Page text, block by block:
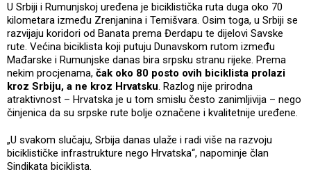
U Srbiji i Rumunjskoj uređena je biciklistička ruta duga oko 70
kilometara između Zrenjanina i Temišvara. Osim toga, u Srbiji se
razvijaju koridori od Banata prema Đerdapu te dijelovi Savske
rute. Većina biciklista koji putuju Dunavskom rutom između
Mađarske i Rumunjske danas bira srpsku stranu rijeke. Prema
nekim procjenama, čak oko 80 posto ovih biciklista prolazi
kroz Srbiju, a ne kroz Hrvatsku. Razlog nije prirodna
atraktivnost – Hrvatska je u tom smislu često zanimljivija – nego
činjenica da su srpske rute bolje označene i kvalitetnije uređene.
„U svakom slučaju, Srbija danas ulaže i radi više na razvoju
biciklističke infrastrukture nego Hrvatska“, napominje član
Sindikata biciklista.